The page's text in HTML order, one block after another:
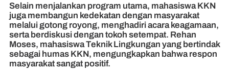
Selain menjalankan program utama, mahasiswa KKN
juga membangun kedekatan dengan masyarakat
melalui gotong royong, menghadiri acara keagamaan,
serta berdiskusi dengan tokoh setempat. Rehan
Moses, mahasiswa Teknik Lingkungan yang bertindak
sebagai humas KKN, mengungkapkan bahwa respon
masyarakat sangat positif.